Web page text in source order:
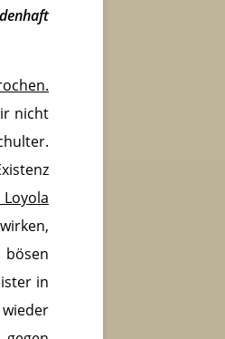
nicht
in